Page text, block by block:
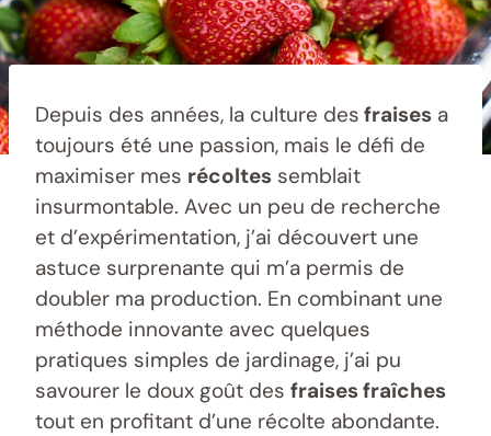
Depuis des années, la culture des fraises a
toujours été une passion, mais le défi de
maximiser mes récoltes semblait
insurmontable. Avec un peu de recherche
et d’expérimentation, j’ai découvert une
astuce surprenante qui m’a permis de
doubler ma production. En combinant une
méthode innovante avec quelques
pratiques simples de jardinage, j’ai pu
savourer le doux goût des fraises fraîches
tout en profitant d’une récolte abondante.